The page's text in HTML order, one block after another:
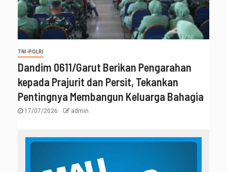
TNI-POLRI
‎Dandim 0611/Garut Berikan Pengarahan
kepada Prajurit dan Persit, Tekankan
Pentingnya Membangun Keluarga Bahagia
17/07/2026 admin